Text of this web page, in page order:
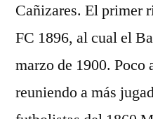
Cañizares. El primer
FC 1896, al cual el
marzo de 1900. Poco
reuniendo a más